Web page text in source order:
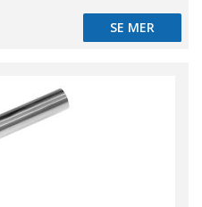
SE MER
SE MER